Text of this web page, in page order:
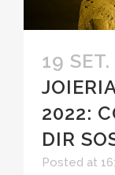
19 SET.
2022:
DIR
Posted at